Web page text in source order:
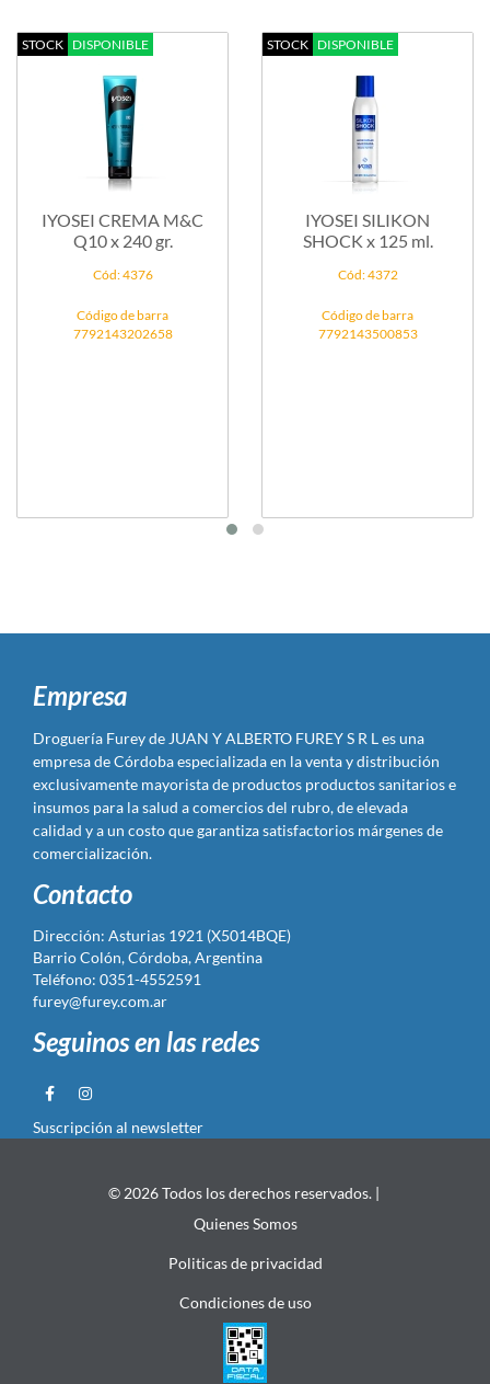
STOCK DISPONIBLE
IYOSEI CREMA M&C
Q10 x 240 gr.
Cód: 4376
Código de barra
7792143202658
STOCK DISPONIBLE
IYOSEI SILIKON
SHOCK x 125 ml.
Cód: 4372
Código de barra
7792143500853
Empresa
Droguería Furey de JUAN Y ALBERTO FUREY S R L es una
empresa de Córdoba especializada en la venta y distribución
exclusivamente mayorista de productos productos sanitarios e
insumos para la salud a comercios del rubro, de elevada
calidad y a un costo que garantiza satisfactorios márgenes de
comercialización.
Contacto
Dirección: Asturias 1921 (X5014BQE)
Barrio Colón, Córdoba, Argentina
Teléfono: 0351-4552591
furey@furey.com.ar
Seguinos en las redes
Suscripción al newsletter
© 2026 Todos los derechos reservados. |
Quienes Somos
Politicas de privacidad
Condiciones de uso